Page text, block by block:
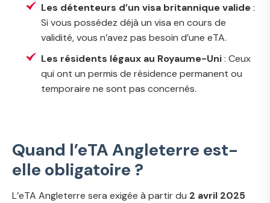
Les détenteurs d’un visa britannique valide:
Si vous possédez déjà un visa en cours de
validité, vous n’avez pas besoin d’une eTA.
Les résidents légaux au Royaume-Uni: Ceux
qui ont un permis de résidence permanent ou
temporaire ne sont pas concernés.
Quand l’eTA Angleterre est-
elle obligatoire ?
L’eTA Angleterre sera exigée à partir du 2 avril 2025